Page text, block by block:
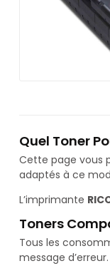
Quel Toner
Cette page vous
adaptés à ce
L’imprimante
Toners
Tous les
message d’erreur.